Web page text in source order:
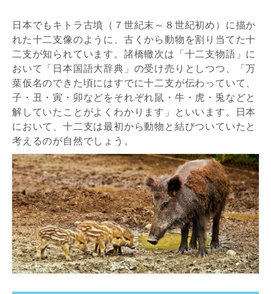
日本でもキトラ古墳（７世紀末～８世紀初め）に描か
れた十二支像のように、古くから動物を割り当てた十
二支が知られています。諸橋轍次は「十二支物語」に
おいて「日本国語大辞典」の受け売りとしつつ、「万
葉仮名のできた頃にはすでに十二支が伝わっていて、
子・丑・寅・卯などをそれぞれ鼠・牛・虎・兎などと
解していたことがよくわかります」といいます。日本
において、十二支は最初から動物と結びついていたと
考えるのが自然でしょう。